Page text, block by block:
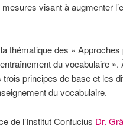
visant à augmenter
thématique des « Approches
du vocabulaire
principes de base et les
du vocabulaire.
de l’Institut Confucius Dr.